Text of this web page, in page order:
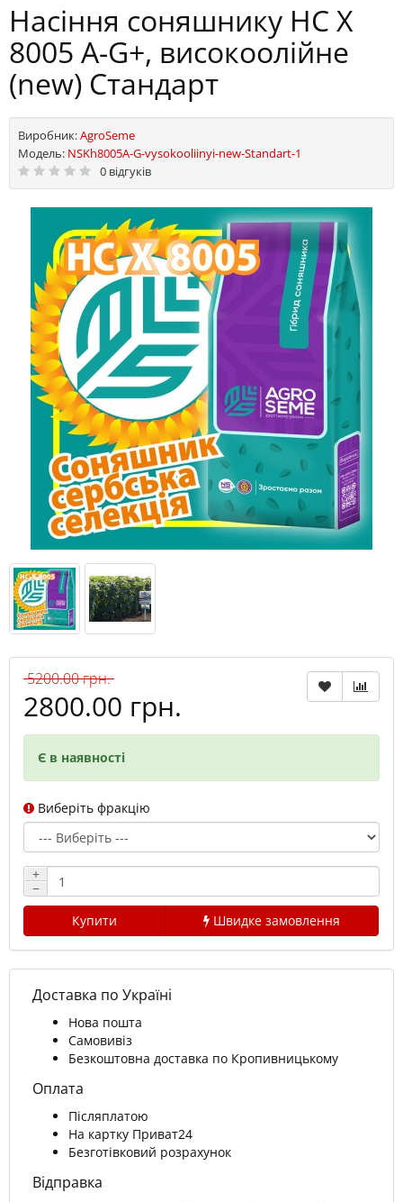
Насіння соняшнику НС Х
8005 A-G+, високоолійне
(new) Стандарт
Виробник:AgroSeme
Модель: NSKh8005A-G-vysokooliinyi-new-Standart-1
0 відгуків
5200.00 грн.
2800.00 грн.
Є в наявності
Виберіть фракцію
+
−
Купити
Швидке замовлення
Доставка по Україні
Нова пошта
Самовивіз
Безкоштовна доставка по Кропивницькому
Оплата
Післяплатою
На картку Приват24
Безготівковий розрахунок
Відправка